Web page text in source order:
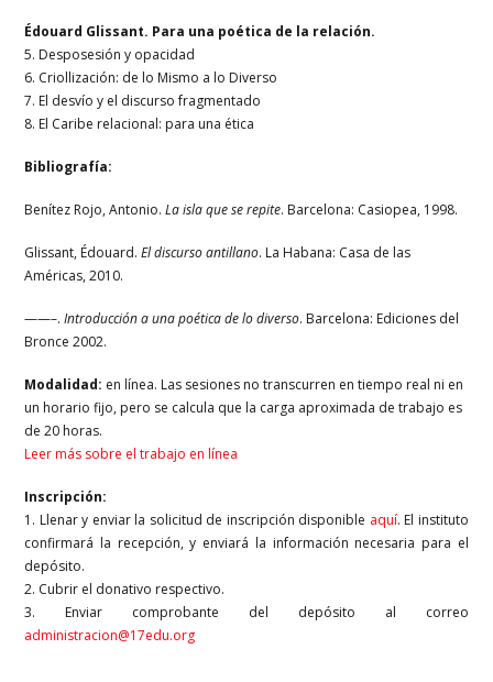
Édouard Glissant. Para una poética de la relación.
5. Desposesión y opacidad
6. Criollización: de lo Mismo a lo Diverso
7. El desvío y el discurso fragmentado
8. El Caribe relacional: para una ética
Bibliografía:
Benítez Rojo, Antonio.La isla que se repite. Barcelona: Casiopea, 1998.
Glissant, Édouard.El discurso antillano. La Habana: Casa de las
Américas, 2010.
——–.Introducción a una poética de lo diverso. Barcelona: Ediciones del
Bronce 2002.
Modalidad: en línea. Las sesiones no transcurren en tiempo real ni en
un horario fijo, pero se calcula que la carga aproximada de trabajo es
de 20 horas.
Leer más sobre el trabajo en línea
Inscripción:
1. Llenar y enviar la solicitud de inscripción disponible aquí. El instituto
confirmará la recepción, y enviará la información necesaria para el
depósito.
2. Cubrir el donativo respectivo.
3. Enviar comprobante del depósito al correo
administracion@17edu.org